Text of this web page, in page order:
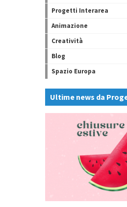
Progetti Interarea
Animazione
Creatività
Blog
Spazio Europa
Ultime news da